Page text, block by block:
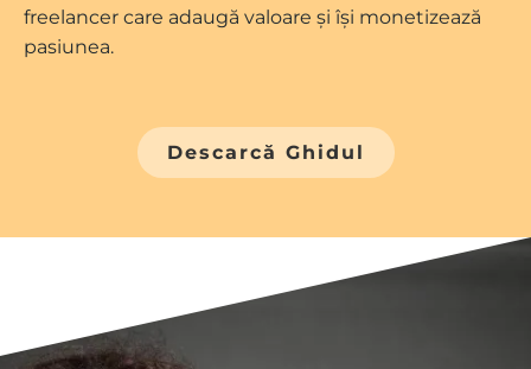
freelancer care adaugă valoare și își monetizează
pasiunea.
Descarcă Ghidul